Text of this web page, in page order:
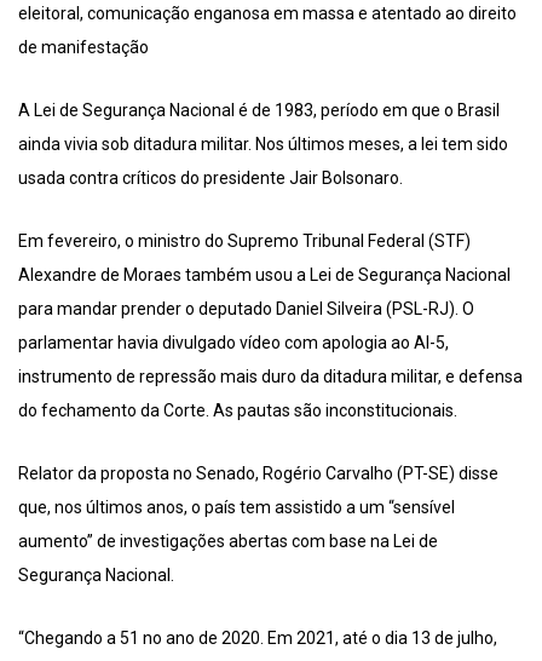
eleitoral, comunicação enganosa em massa e atentado ao direito
de manifestação
A Lei de Segurança Nacional é de 1983, período em que o Brasil
ainda vivia sob ditadura militar. Nos últimos meses, a lei tem sido
usada contra críticos do presidente Jair Bolsonaro.
Em fevereiro, o ministro do Supremo Tribunal Federal (STF)
Alexandre de Moraes também usou a Lei de Segurança Nacional
para mandar prender o deputado Daniel Silveira (PSL-RJ). O
parlamentar havia divulgado vídeo com apologia ao AI-5,
instrumento de repressão mais duro da ditadura militar, e defensa
do fechamento da Corte. As pautas são inconstitucionais.
Relator da proposta no Senado, Rogério Carvalho (PT-SE) disse
que, nos últimos anos, o país tem assistido a um “sensível
aumento” de investigações abertas com base na Lei de
Segurança Nacional.
“Chegando a 51 no ano de 2020. Em 2021, até o dia 13 de julho,